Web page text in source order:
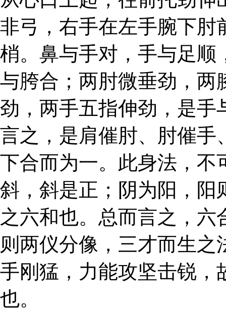
非弓，右手在左手腕下肘
梢。鼻与手对，手与足顺
与胯合；两肘微垂劲，两
劲，两手五指伸劲，是手
言之，是肩催肘、肘催手
下合而为一。此身法，不
斜，斜是正；阴为阳，阳
之六和也。总而言之，
则两仪分像，三才而生
手刚猛，力能攻坚击锐，
也。